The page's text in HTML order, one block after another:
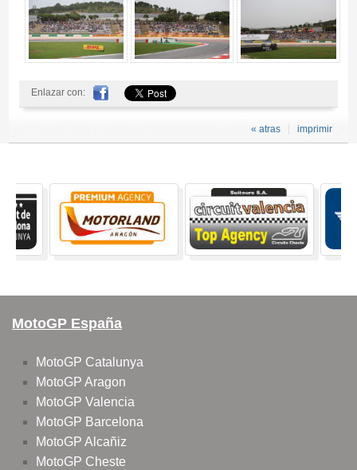
Enlazar con:
imprimir
« atras
MotoGP España
MotoGP Catalunya
MotoGP Aragon
MotoGP Valencia
MotoGP Barcelona
MotoGP Alcañiz
MotoGP Cheste